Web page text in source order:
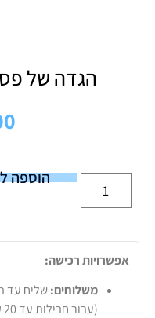
הגדה של
הוספה
אפשרויות רכישה:
משלוחים:
(עבור חבילות עד 20 ק"ג).